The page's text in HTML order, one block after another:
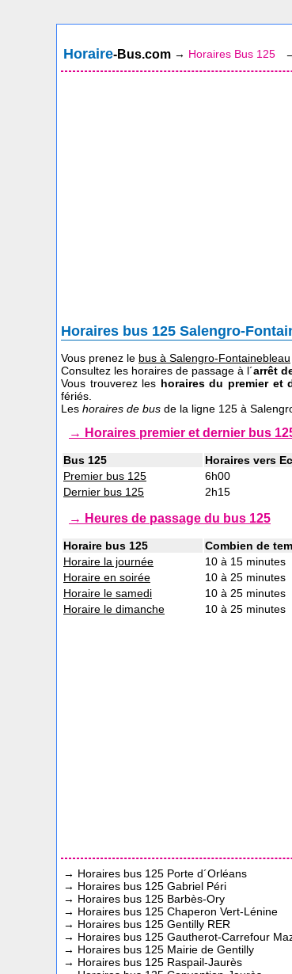
Horaire-Bus.com → Horaires Bus 125
Horaires bus 125 Salengro-
Vous prenez le bus à Salengro-Fontainebleau
Consultez les horaires de passage à l´arrêt
Vous trouverez les horaires du premier et
fériés.
Les horaires de bus de la ligne 125 à
→ Horaires premier et dernier bus
Bus 125 Horaires vers
Premier bus 125
6h00
Dernier bus 125
2h15
→ Heures de passage du bus 125
Horaire bus 125
Combien de
Horaire la journée
10 à 15 minutes
Horaire en soirée
10 à 25 minutes
Horaire le samedi
10 à 25 minutes
Horaire le dimanche
10 à 25 minutes
→ Horaires bus 125 Porte d´Orléans
→ Horaires bus 125 Gabriel Péri
→ Horaires bus 125 Barbès-Ory
→ Horaires bus 125 Chaperon Vert-Lénine
→ Horaires bus 125 Gentilly RER
→ Horaires bus 125 Gautherot-Carrefour
→ Horaires bus 125 Mairie de Gentilly
→ Horaires bus 125 Raspail-Jaurès